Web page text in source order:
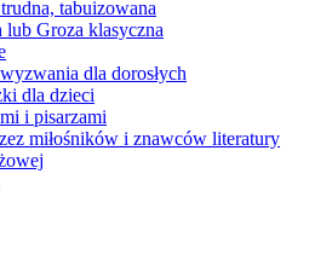
tabuizowana
lub Groza klasyczna
dla dorosłych
dla dzieci
i pisarzami
miłośników i znawców literatury